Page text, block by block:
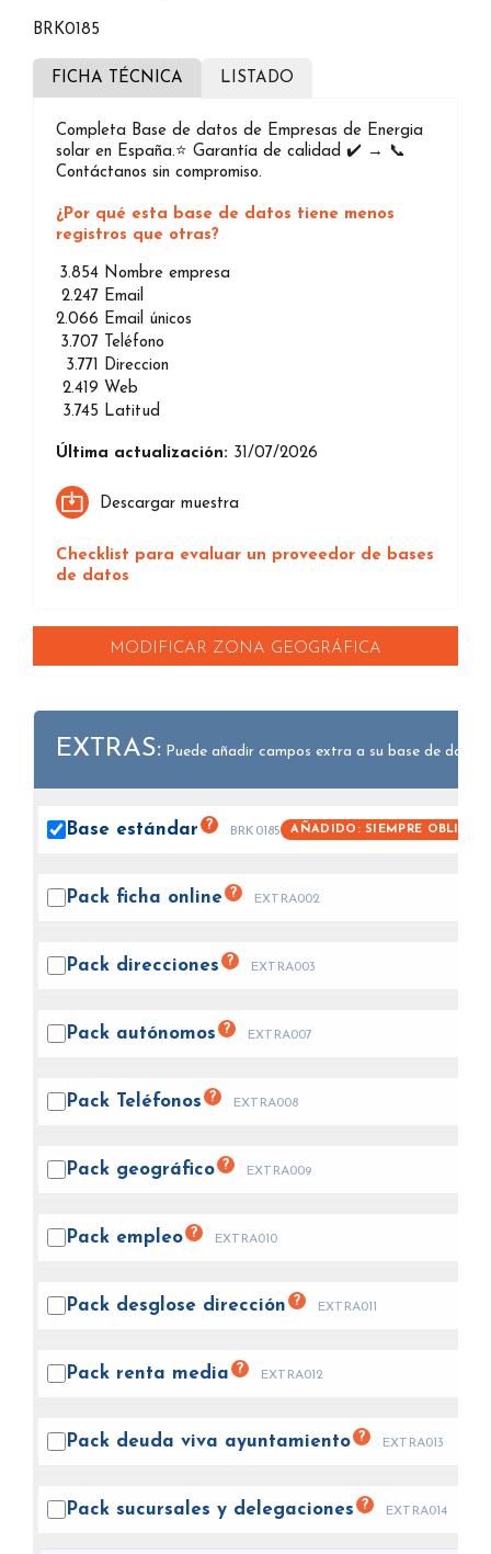
BRK0185
FICHA TÉCNICA LISTADO
Completa Base de datos de Empresas de Energia
solar en España.⭐️ Garantía de calidad ✔️ → 📞
Contáctanos sin compromiso.
¿Por qué esta base de datos tiene menos
registros que otras?
3.854 Nombre empresa
2.247 Email
2.066 Email únicos
3.707 Teléfono
3.771 Direccion
2.419 Web
3.745 Latitud
Última actualización: 31/07/2026
Descargar muestra
Checklist para evaluar un proveedor de bases
de datos
MODIFICAR ZONA GEOGRÁFICA
EXTRAS: Puede añadir campos extra a su base de datos.
Base estándar ? BRK0185 AÑADIDO: SIEMPRE
Pack ficha online ? EXTRA002
Pack direcciones ? EXTRA003
Pack autónomos ? EXTRA007
Pack Teléfonos ? EXTRA008
Pack geográfico ? EXTRA009
Pack empleo ? EXTRA010
Pack desglose dirección ? EXTRA011
Pack renta media ? EXTRA012
Pack deuda viva ayuntamiento ? EXTRA013
Pack sucursales y delegaciones ? EXTRA014